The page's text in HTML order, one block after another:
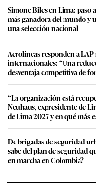
Simone Biles en Lima: paso
más ganadora del mundo y
una selección nacional
Aerolíneas responden a LAP
internacionales: “Una
desventaja competitiva de
“La organización está
Neuhaus, expresidente de
de Lima 2027 y en qué más
De brigadas de seguridad
sabe del plan de seguridad
en marcha en Colombia?